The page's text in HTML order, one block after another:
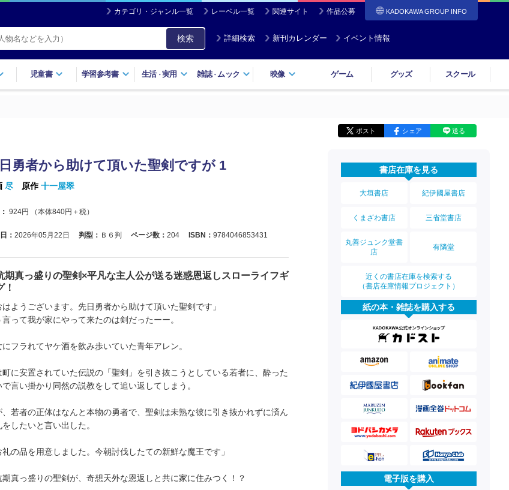
カテゴリ・ジャンル一覧 レーベル一覧 関連サイト 作品公募 KADOKAWA GROUP INFO
検索 詳細検索 新刊カレンダー イベント情報
児童書 学習参考書 生活・実用 雑誌・ ムック 映像 ゲーム グッズ スクール
ポスト シェア 送る
勇者から助けて頂いた聖剣ですが 1
尽 原作十一屋翠
924円 （本体840円＋税）
： 2026年05月22日 判型： Ｂ６判 ページ数： 204 ISBN： 9784046853431
期真っ盛りの聖剣×平凡な主人公が送る迷惑恩返しスローライフギ
！
はようございます。先日勇者から助けて頂いた聖剣です」
言って我が家にやって来たのは剣だったーー。
にフラれてヤケ酒を飲み歩いていた青年アレン。
町に安置されていた伝説の「聖剣」を引き抜こうとしている若者に、酔った
で言い掛かり同然の説教をして追い返してしまう。
、若者の正体はなんと本物の勇者で、聖剣は未熟な彼に引き抜かれずに済ん
をしたいと言い出した。
礼の品を用意しました。今朝討伐したての新鮮な魔王です」
期真っ盛りの聖剣が、奇想天外な恩返しと共に家に住みつく！？
書店在庫を見る
大垣書店 紀伊國屋書店
くまざわ書店 三省堂書店
丸善ジュンク堂書
店
有隣堂
近くの書店在庫を検索する
（書店在庫情報プロジェクト）
紙の本・雑誌を購入する
電子版を購入